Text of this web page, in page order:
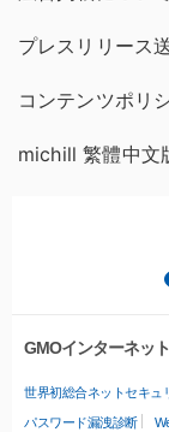
プレスリリース
コンテンツポリ
michill 繁體中文
GMOインターネッ
世界初総合ネットセキュ
パスワード漏洩診断